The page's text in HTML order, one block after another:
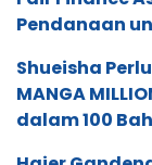
Pendanaan
Shueisha
MANGA
dalam 100